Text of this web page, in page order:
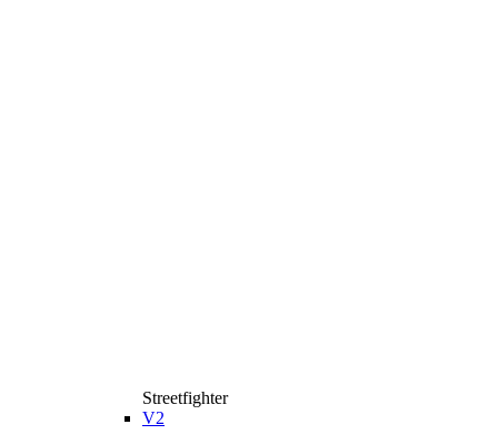
Streetfighter
V2